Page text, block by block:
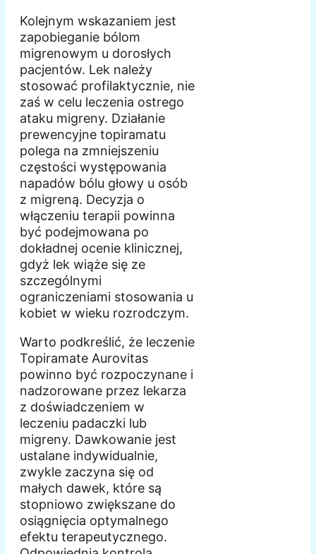
Kolejnym wskazaniem jest
zapobieganie bólom
migrenowym u dorosłych
pacjentów. Lek należy
stosować profilaktycznie, nie
zaś w celu leczenia ostrego
ataku migreny. Działanie
prewencyjne topiramatu
polega na zmniejszeniu
częstości występowania
napadów bólu głowy u osób
z migreną. Decyzja o
włączeniu terapii powinna
być podejmowana po
dokładnej ocenie klinicznej,
gdyż lek wiąże się ze
szczególnymi
ograniczeniami stosowania u
kobiet w wieku rozrodczym.
Warto podkreślić, że leczenie
Topiramate Aurovitas
powinno być rozpoczynane i
nadzorowane przez lekarza
z doświadczeniem w
leczeniu padaczki lub
migreny. Dawkowanie jest
ustalane indywidualnie,
zwykle zaczyna się od
małych dawek, które są
stopniowo zwiększane do
osiągnięcia optymalnego
efektu terapeutycznego.